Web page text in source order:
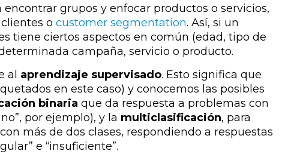
encontrar grupos y enfocar productos o servicios,
o customer segmentation. Así, si un
tiene ciertos aspectos en común (edad, tipo de
campaña, servicio o producto.
al aprendizaje supervisado. Esto significa que
en este caso) y conocemos las posibles
binaria que da respuesta a problemas con
por ejemplo), y la multiclasificación, para
más de dos clases, respondiendo a respuestas
e “insuficiente”.